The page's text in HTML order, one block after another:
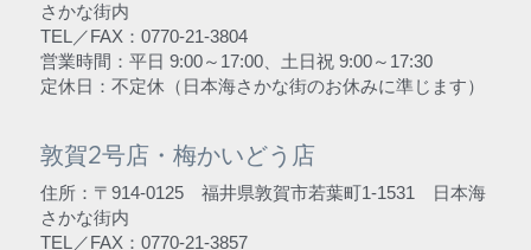
さかな街内
TEL／FAX：0770-21-3804
営業時間：平日 9:00～17:00、土日祝 9:00～17:30
定休日：不定休（日本海さかな街のお休みに準じます）
敦賀2号店・梅かいどう店
住所：〒914-0125　福井県敦賀市若葉町1-1531　日本海
さかな街内
TEL／FAX：0770-21-3857